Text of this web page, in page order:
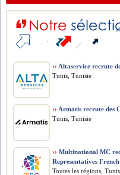
›› Altaservice recrute
Tunis, Tunisie
›› Armatis recrute des
Tunis, Tunisie
›› Multinational MC
Representatives
Toutes les régions,